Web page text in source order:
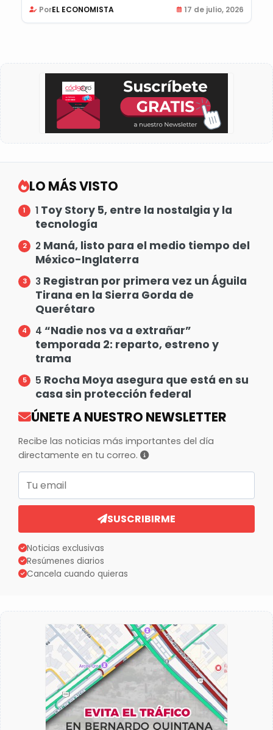
PorEL ECONOMISTA 17 de julio, 2026
LO MÁS VISTO
1 Toy Story 5, entre la nostalgia y la
tecnología
2 Maná, listo para el medio tiempo del
México-Inglaterra
3 Registran por primera vez un Águila
Tirana en la Sierra Gorda de
Querétaro
4 “Nadie nos va a extrañar”
temporada 2: reparto, estreno y
trama
5 Rocha Moya asegura que está en su
casa sin protección federal
ÚNETE A NUESTRO NEWSLETTER
Recibe las noticias más importantes del día
directamente en tu correo.
Correo electrónico
SUSCRIBIRME
Noticias exclusivas
Resúmenes diarios
Cancela cuando quieras